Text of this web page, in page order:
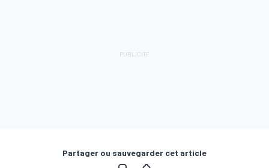
Partager ou sauvegarder cet article